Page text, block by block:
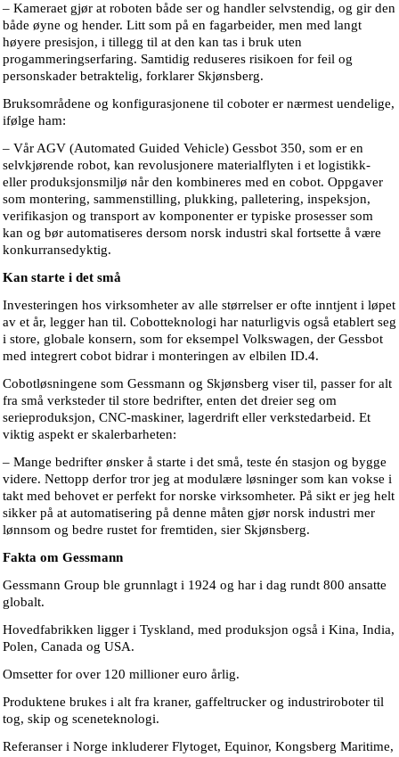
– Kameraet gjør at roboten både ser og handler selvstendig, og gir den
både øyne og hender. Litt som på en fagarbeider, men med langt
høyere presisjon, i tillegg til at den kan tas i bruk uten
progammeringserfaring. Samtidig reduseres risikoen for feil og
personskader betraktelig, forklarer Skjønsberg.
Bruksområdene og konfigurasjonene til coboter er nærmest uendelige,
ifølge ham:
– Vår AGV (Automated Guided Vehicle) Gessbot 350, som er en
selvkjørende robot, kan revolusjonere materialflyten i et logistikk-
eller produksjonsmiljø når den kombineres med en cobot. Oppgaver
som montering, sammenstilling, plukking, palletering, inspeksjon,
verifikasjon og transport av komponenter er typiske prosesser som
kan og bør automatiseres dersom norsk industri skal fortsette å være
konkurransedyktig.
Kan starte i det små
Investeringen hos virksomheter av alle størrelser er ofte inntjent i løpet
av et år, legger han til. Cobotteknologi har naturligvis også etablert seg
i store, globale konsern, som for eksempel Volkswagen, der Gessbot
med integrert cobot bidrar i monteringen av elbilen ID.4.
Cobotløsningene som Gessmann og Skjønsberg viser til, passer for alt
fra små verksteder til store bedrifter, enten det dreier seg om
serieproduksjon, CNC-maskiner, lagerdrift eller verkstedarbeid. Et
viktig aspekt er skalerbarheten:
– Mange bedrifter ønsker å starte i det små, teste én stasjon og bygge
videre. Nettopp derfor tror jeg at modulære løsninger som kan vokse i
takt med behovet er perfekt for norske virksomheter. På sikt er jeg helt
sikker på at automatisering på denne måten gjør norsk industri mer
lønnsom og bedre rustet for fremtiden, sier Skjønsberg.
Fakta om Gessmann
Gessmann Group ble grunnlagt i 1924 og har i dag rundt 800 ansatte
globalt.
Hovedfabrikken ligger i Tyskland, med produksjon også i Kina, India,
Polen, Canada og USA.
Omsetter for over 120 millioner euro årlig.
Produktene brukes i alt fra kraner, gaffeltrucker og industriroboter til
tog, skip og sceneteknologi.
Referanser i Norge inkluderer Flytoget, Equinor, Kongsberg Maritime,